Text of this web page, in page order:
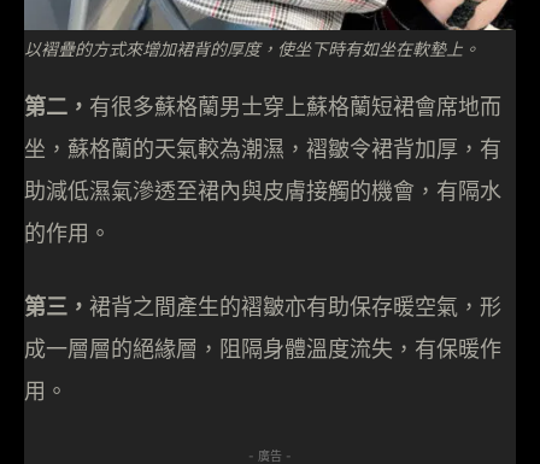
以褶疊的方式來增加裙背的厚度，使坐下時有如坐在軟墊上。
第二， 有很多蘇格蘭男士穿上蘇格蘭短裙會席地而
坐，蘇格蘭的天氣較為潮濕，褶皺令裙背加厚，有
助減低濕氣滲透至裙內與皮膚接觸的機會，有隔水
的作用。
第三， 裙背之間產生的褶皺亦有助保存暖空氣，形
成一層層的絕緣層，阻隔身體溫度流失，有保暖作
用。
- 廣告 -